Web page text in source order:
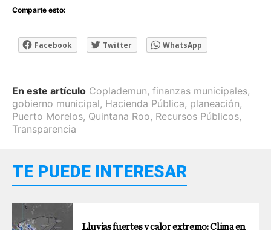
Comparte esto:
Facebook Twitter WhatsApp
En este artículo Coplademun, finanzas municipales,
gobierno municipal, Hacienda Pública, planeación,
Puerto Morelos, Quintana Roo, Recursos Públicos,
Transparencia
TE PUEDE INTERESAR
Lluvias fuertes y calor extremo: Clima en